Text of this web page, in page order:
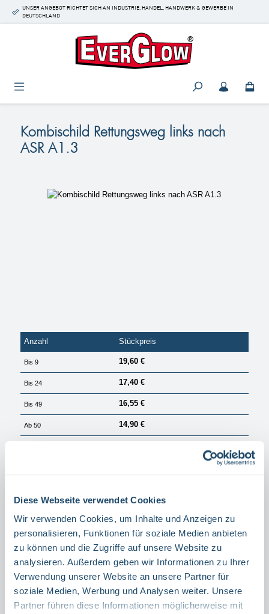
Diese Webseite verwendet Cookies
Wir verwenden Cookies, um Inhalte und Anzeigen zu
personalisieren, Funktionen für soziale Medien anbieten
zu können und die Zugriffe auf unsere Website zu
analysieren. Außerdem geben wir Informationen zu Ihrer
Verwendung unserer Website an unsere Partner für
soziale Medien, Werbung und Analysen weiter. Unsere
Partner führen diese Informationen möglicherweise mit
Zum Hauptinhalt springen
UNSER ANGEBOT RICHTET SICH AN INDUSTRIE, HANDEL, HANDWERK & GEWERBE IN
DEUTSCHLAND
Kombischild Rettungsweg links nach
ASR A1.3
Bildergalerie überspringen
Anzahl Stückpreis
Bis9 19,60 €
Bis24 17,40 €
Bis49 16,55 €
Ab50 14,90 €
Materialauswählen
ALUMINIUM
FOLIE
Produkt Anzahl: Gib den gewünschten Wert ein oder benutze die Schaltflächen um die Anzahl